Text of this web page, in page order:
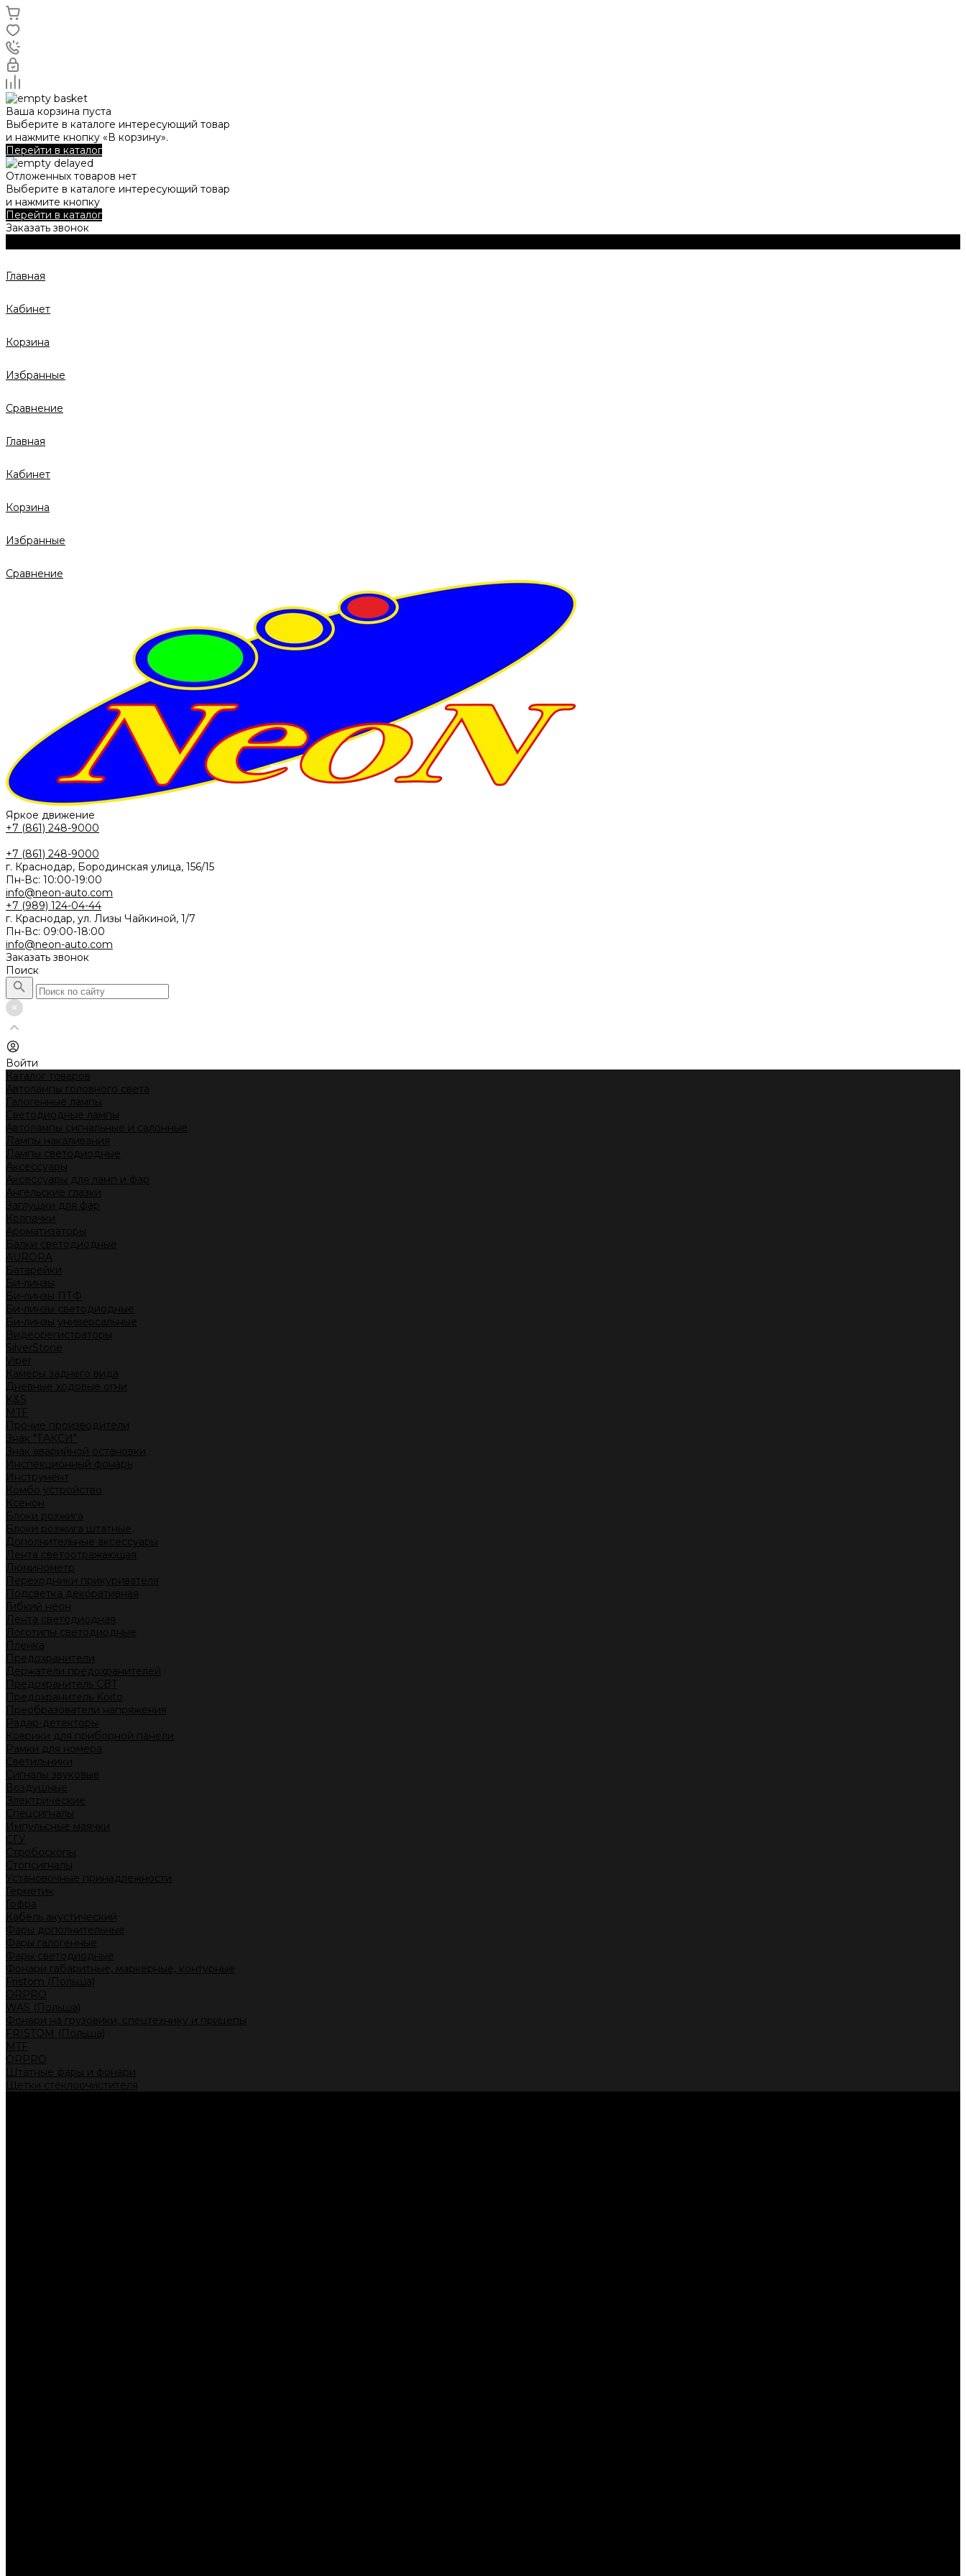
Ваша корзина пуста
Выберите в каталоге интересующий товар
и нажмите кнопку «В корзину».
Перейти в каталог
Отложенных товаров нет
Выберите в каталоге интересующий товар
и нажмите кнопку
Перейти в каталог
Заказать звонок
Главная
Кабинет
Корзина
Избранные
Сравнение
Главная
Кабинет
Корзина
Избранные
Сравнение
Яркое движение
+7 (861) 248-9000
+7 (861) 248-9000
г. Краснодар, Бородинская улица, 156/15
Пн-Вс: 10:00-19:00
info@neon-auto.com
+7 (989) 124-04-44
г. Краснодар, ул. Лизы Чайкиной, 1/7
Пн-Вс: 09:00-18:00
info@neon-auto.com
Заказать звонок
Поиск
Войти
Каталог товаров
Автолампы головного света
Галогенные лампы
Светодиодные лампы
Автолампы сигнальные и салонные
Лампы накаливания
Лампы светодиодные
Аксессуары
Аксессуары для ламп и фар
Ангельские глазки
Заглушки для фар
Колпачки
Ароматизаторы
Балки светодиодные
AURORA
Батарейки
Би-линзы
Би-линзы ПТФ
Би-линзы светодиодные
Би-линзы универсальные
Видеорегистраторы
SilverStone
Viper
Камеры заднего вида
Дневные ходовые огни
K&S
MTF
Прочие производители
Знак "ТАКСИ"
Знак аварийной остановки
Инспекционный фонарь
Инструмент
Комбо устройство
Ксенон
Блоки розжига
Блоки розжига штатные
Дополнительные аксессуары
Лента светоотражающая
Люминометр
Переходники прикуривателя
Подсветка декоративная
Гибкий неон
Лента светодиодная
Логотипы светодиодные
Пленка
Предохранители
Держатели предохранителей
Предохранитель CBT
Предохранитель Koito
Преобразователи напряжения
Радар-детекторы
Коврики для приборной панели
Рамки для номера
Светильники
Сигналы звуковые
Воздушные
Электрические
Спецсигналы
Импульсные маячки
СГУ
Стробоскопы
Стопсигналы
Установочные принадлежности
Герметик
Гофра
Кабель акустический
Фары дополнительные
Фары галогенные
Фары светодиодные
Фонари габаритные, маркерные, контурные
Fristom (Польша)
ORPRO
WAS (Польша)
Фонари на грузовики, спецтехнику и прицепы
FRISTOM (Польша)
MTF
ORPRO
Штатные фары и фонари
Щетки стеклоочистителя